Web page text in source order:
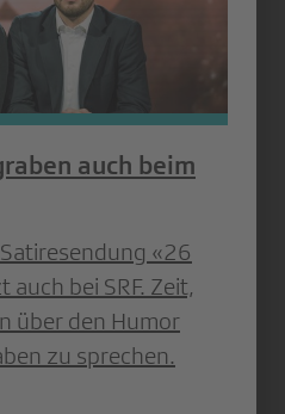
auch beim
«26
bei SRF. Zeit,
über den Humor
zu sprechen.